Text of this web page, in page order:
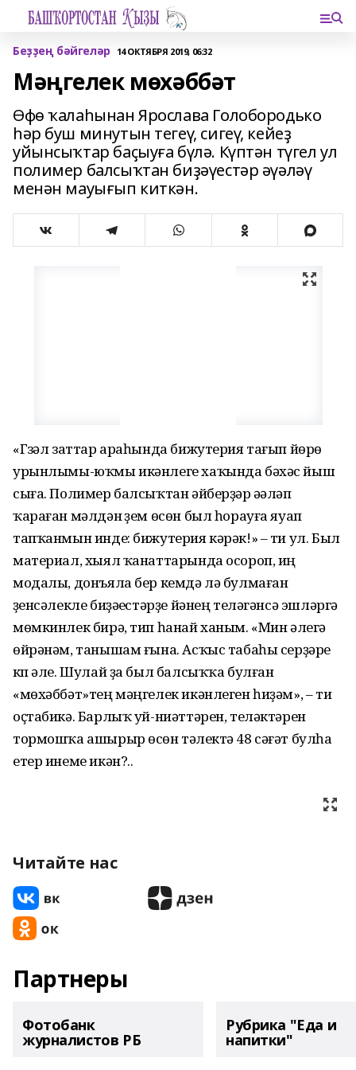
Беҙҙең бәйгеләр 14 ОКТЯБРЯ 2019, 06:32
Мәңгелек мөхәббәт
Өфө ҡалаһынан Ярослава Голобородько
һәр буш минутын тегеү, сигеү, кейеҙ
уйынсыҡтар баҫыуға бүлә. Күптән түгел ул
полимер балсыҡтан биҙәүестәр әүәләү
менән мауығып киткән.
«Гүзәл заттар араһында бижутерия тағып йөрөү
урынлымы-юҡмы икәнлеге хаҡында бәхәс йыш
сыға. Полимер балсыҡтан әйберҙәр әүәләп
ҡараған мәлдән үҙем өсөн был һорауға яуап
тапҡанмын инде: бижутерия кәрәк!» – ти ул. Был
материал, хыял ҡанаттарында осороп, иң
модалы, донъяла бер кемдә лә булмаған
үҙенсәлекле биҙәүестәрҙе йәнең теләгәнсә эшләргә
мөмкинлек бирә, тип һанай ханым. «Мин әлегә
өйрәнәм, танышам ғына. Асҡыс табаһы серҙәре
күп әле. Шулай ҙа был балсыҡҡа булған
«мөхәббәт»тең мәңгелек икәнлеген һиҙәм», – ти
оҫтабикә. Барлыҡ уй-ниәттәрен, теләктәрен
тормошҡа ашырыр өсөн тәүлектә 48 сәғәт булһа
етер инеме икән?..
Читайте нас
Партнеры
Фотобанк
журналистов РБ
Рубрика "Еда и
напитки"